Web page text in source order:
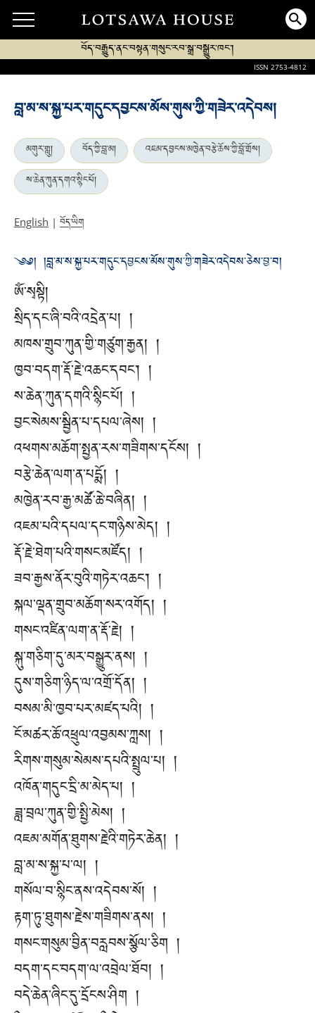
བོད་བརྒྱུད་ནང་བསྟན་གསུང་རབ་སྒྲ་བསྒྱུར་ཁང་།
ISSN 2753-4812
བླ་མ་ས་སྐྱ་པར་གདུང་དབྱངས་མོས་གུས་ཀྱི་གཟེར་འདེབས།
མགུར་གླུ། བོད་ཀྱི་བླ་མ།
འཇམ་དབྱངས་མཁྱེན་བརྩེ་ཆོས་ཀྱི་བློ་གྲོས།
ས་ཆེན་ཀུན་དགའ་སྙིང་པོ།
English | བོད་ཡིག
༄༅། །བླ་མ་ས་སྐྱ་པར་གདུང་དབྱངས་མོས་གུས་ཀྱི་གཟེར་འདེབས་ཅེས་བྱ་བ།
ཨོཾ་སྭསྟི།
སྲིད་དང་ཞི་བའི་འདྲེན་པ། །
མཁས་གྲུབ་ཀུན་གྱི་གཙུག་རྒྱན། །
ཁྱབ་བདག་རྡོ་རྗེ་འཆང་དབང་། །
ས་ཆེན་ཀུན་དགའི་སྙིང་པོ། །
བྱང་སེམས་སྦྱིན་པ་དཔལ་ཞེས། །
འཕགས་མཆོག་སྤྱན་རས་གཟིགས་དངོས། །
བརྩེ་ཆེན་ལག་ན་པདྨོ། །
མཁྱེན་རབ་རྒྱ་མཚོ་ཆེ་བཞིན། །
འཇམ་པའི་དཔལ་དང་གཉིས་མེད། །
རྡོ་རྗེ་ཐེག་པའི་གསང་མཛོད། །
ཟབ་རྒྱས་ནོར་བུའི་གཏེར་འཆང་། །
སྐལ་ལྡན་གྲུབ་མཆོག་སར་འགོད། །
གསང་འཛིན་ལག་ན་རྡོ་རྗེ། །
སྐུ་གཅིག་དུ་མར་བསྒྱུར་ནས། །
དུས་གཅིག་ཉིད་ལ་འགྲོ་དོན། །
བསམ་མི་ཁྱབ་པར་མཛད་པའི། །
ངོ་མཚར་ཆོ་འཕྲུལ་འབྱམས་ཀླས། །
རིགས་གསུམ་སེམས་དཔའི་སྤྲུལ་པ། །
འཁོན་གདུང་དྲི་མ་མེད་པ། །
ཟླ་བྲལ་ཀུན་གྱི་སྤྱི་མེས། །
འཇམ་མགོན་ཐུགས་རྗེའི་གཏེར་ཆེན། །
བླ་མ་ས་སྐྱ་པ་ལ། །
གསོལ་བ་སྙིང་ནས་འདེབས་སོ། །
རྟག་ཏུ་ཐུགས་རྗེས་གཟིགས་ནས། །
གསང་གསུམ་བྱིན་བརླབས་སྩོལ་ཅིག །
བདག་དང་བདག་ལ་འབྲེལ་ཐོབ། །
བདེ་ཆེན་ཞིང་དུ་དྲོངས་ཤིག །